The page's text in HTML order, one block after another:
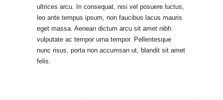
ultrices arcu. In consequat, nisi vel posuere luctus,
leo ante tempus ipsum, non faucibus lacus mauris
eget massa. Aenean dictum arcu sit amet nibh
vulputate ac tempor urna tempor. Pellentesque
nunc risus, porta non accumsan ut, blandit sit amet
felis.